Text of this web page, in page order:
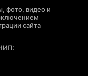
фото, видео и
сайта